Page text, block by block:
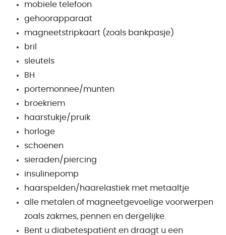
mobiele telefoon
gehoorapparaat
magneetstripkaart (zoals bankpasje)
bril
sleutels
BH
portemonnee/munten
broekriem
haarstukje/pruik
horloge
schoenen
sieraden/piercing
insulinepomp
haarspelden/haarelastiek met metaaltje
alle metalen of magneetgevoelige voorwerpen
zoals zakmes, pennen en dergelijke.
Bent u diabetespatiënt en draagt u een